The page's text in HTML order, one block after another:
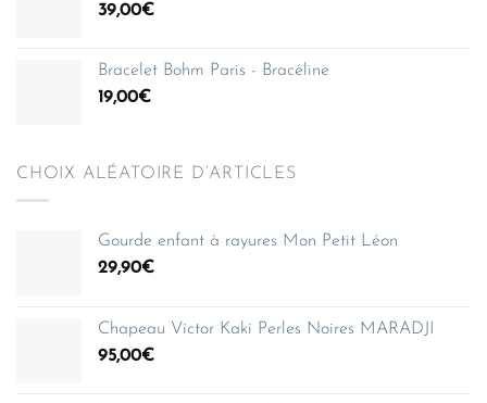
39,00€
Bracelet Bohm Paris - Bracéline
19,00€
CHOIX ALÉATOIRE D’ARTICLES
Gourde enfant à rayures Mon Petit Léon
29,90€
Chapeau Victor Kaki Perles Noires MARADJI
95,00€